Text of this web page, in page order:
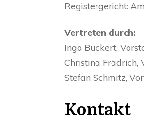
Registergericht:
Vertreten durch:
Ingo Buckert,
Christina Frädrich,
Stefan Schmitz,
Kontakt